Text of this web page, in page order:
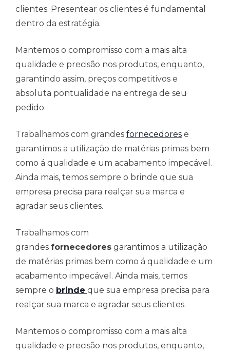
clientes. Presentear os clientes é fundamental
dentro da estratégia.
Mantemos o compromisso com a mais alta
qualidade e precisão nos produtos, enquanto,
garantindo assim, preços competitivos e
absoluta pontualidade na entrega de seu
pedido.
Trabalhamos com grandes fornecedores e
garantimos a utilização de matérias primas bem
como á qualidade e um acabamento impecável.
Ainda mais, temos sempre o brinde que sua
empresa precisa para realçar sua marca e
agradar seus clientes.
Trabalhamos com
grandes fornecedores garantimos a utilização
de matérias primas bem como á qualidade e um
acabamento impecável. Ainda mais, temos
sempre o brinde que sua empresa precisa para
realçar sua marca e agradar seus clientes.
Mantemos o compromisso com a mais alta
qualidade e precisão nos produtos, enquanto,